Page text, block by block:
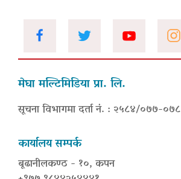
मेघा मल्टिमिडिया प्रा. लि.
सूचना विभागमा दर्ता नं. : २५८४/०७७-०७८
कार्यालय सम्पर्क
बूढानीलकण्ठ - १०, कपन